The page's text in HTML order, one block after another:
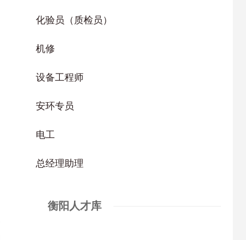
化验员（质检员）
机修
设备工程师
安环专员
电工
总经理助理
衡阳人才库